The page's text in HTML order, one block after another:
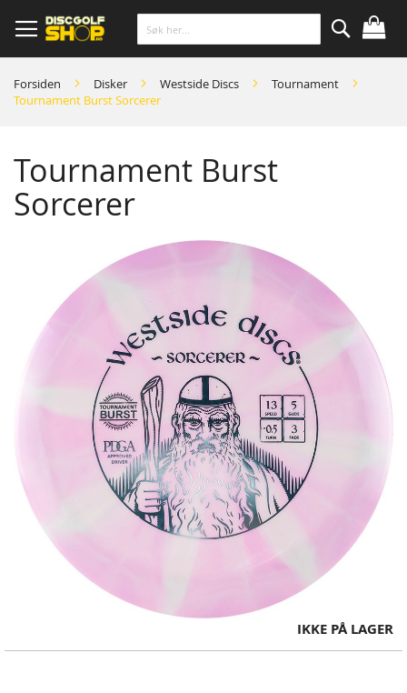
to
Content
Søk
Forsiden Disker Westside Discs
Tournament
Tournament Burst Sorcerer
Tournament Burst
Sorcerer
to
IKKE PÅ LAGER